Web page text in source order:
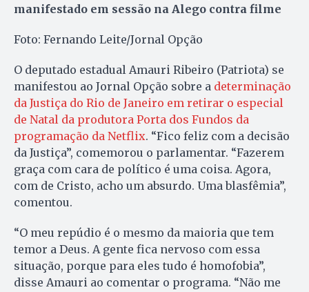
manifestado em sessão na Alego contra filme
Foto: Fernando Leite/Jornal Opção
O deputado estadual Amauri Ribeiro (Patriota) se
manifestou ao Jornal Opção sobre a determinação
da Justiça do Rio de Janeiro em retirar o especial
de Natal da produtora Porta dos Fundos da
programação da Netflix. “Fico feliz com a decisão
da Justiça”, comemorou o parlamentar. “Fazerem
graça com cara de político é uma coisa. Agora,
com de Cristo, acho um absurdo. Uma blasfêmia”,
comentou.
“O meu repúdio é o mesmo da maioria que tem
temor a Deus. A gente fica nervoso com essa
situação, porque para eles tudo é homofobia”,
disse Amauri ao comentar o programa. “Não me